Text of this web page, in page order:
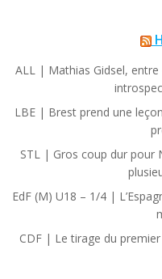
ALL | Mathias Gidsel,
LBE | Brest prend une
STL | Gros coup dur pour
EdF (M) U18 – 1/4 |
CDF | Le tirage du